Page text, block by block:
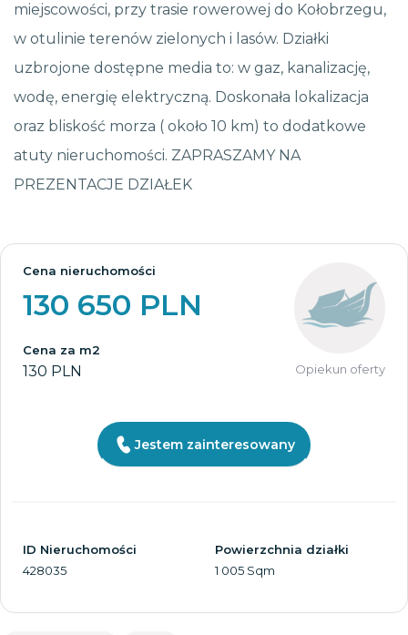
miejscowości, przy trasie rowerowej do Kołobrzegu,
w otulinie terenów zielonych i lasów. Działki
uzbrojone dostępne media to: w gaz, kanalizację,
wodę, energię elektryczną. Doskonała lokalizacja
oraz bliskość morza ( około 10 km) to dodatkowe
atuty nieruchomości. ZAPRASZAMY NA
PREZENTACJE DZIAŁEK
Cena nieruchomości
130 650 PLN
Cena za m2
130 PLN Opiekun oferty
Jestem zainteresowany
ID Nieruchomości
428035
Powierzchnia działki
1 005 Sqm